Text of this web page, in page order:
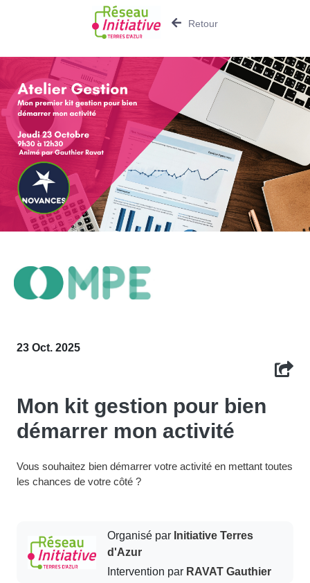
Retour
23 Oct. 2025
Mon kit gestion pour bien
démarrer mon activité
Vous souhaitez bien démarrer votre activité en mettant toutes
les chances de votre côté ?
Organisé parInitiative Terres
d'Azur
Intervention parRAVAT Gauthier